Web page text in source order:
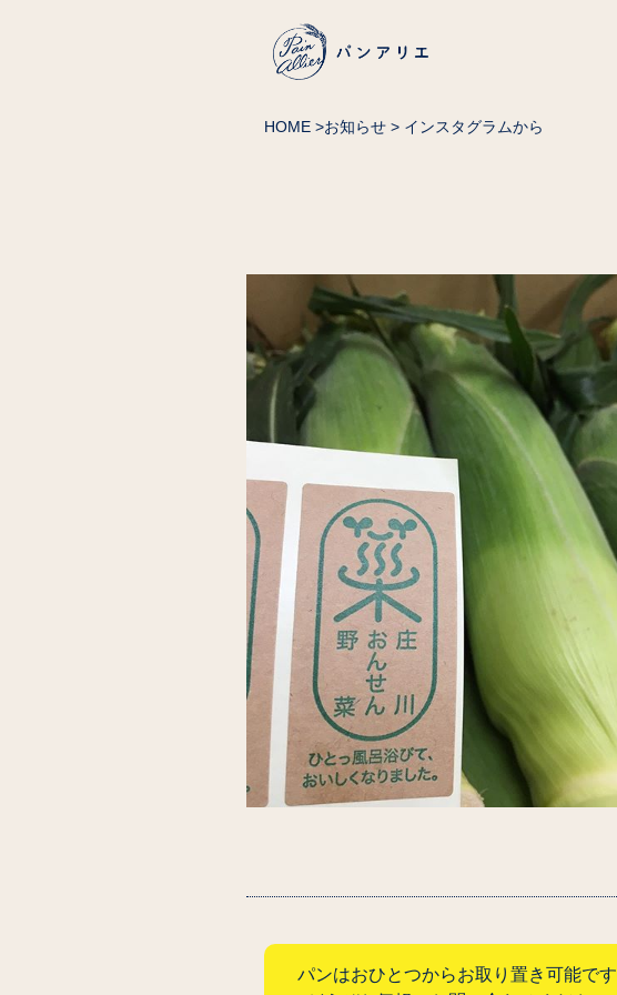
HOME >お知らせ > インスタグラムから
パンはおひとつからお取り置き可能です